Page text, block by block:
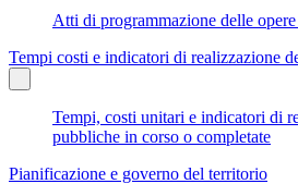
Atti di programmazione delle
Tempi costi e indicatori di realizzazione
Tempi, costi unitari e indicatori di
pubbliche in corso o completate
Pianificazione e governo del territorio